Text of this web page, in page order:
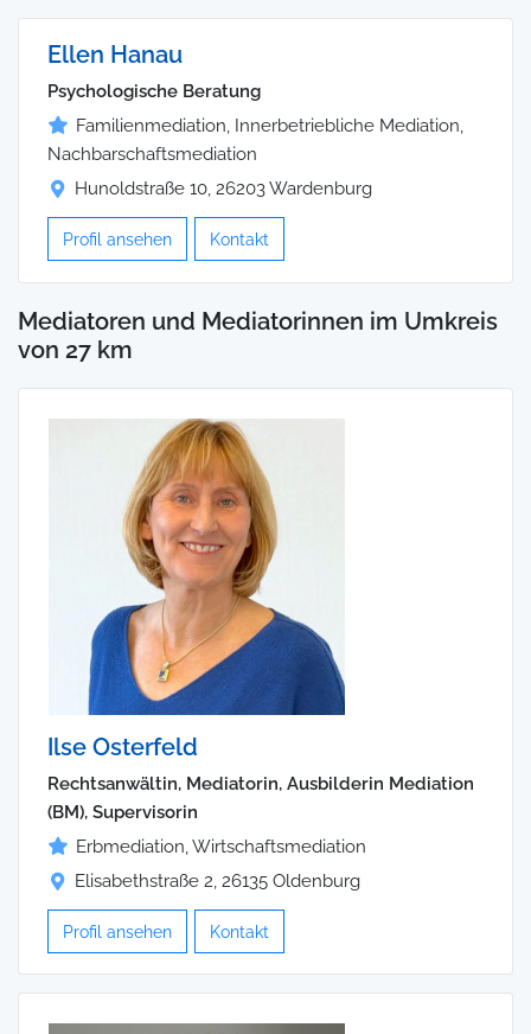
Ellen Hanau
Psychologische Beratung
Familienmediation, Innerbetriebliche Mediation,
Nachbarschaftsmediation
Hunoldstraße 10, 26203 Wardenburg
Profil ansehen Kontakt
Mediatoren und Mediatorinnen im Umkreis
von 27 km
Ilse Osterfeld
Rechtsanwältin, Mediatorin, Ausbilderin Mediation
(BM), Supervisorin
Erbmediation, Wirtschaftsmediation
Elisabethstraße 2, 26135 Oldenburg
Profil ansehen Kontakt